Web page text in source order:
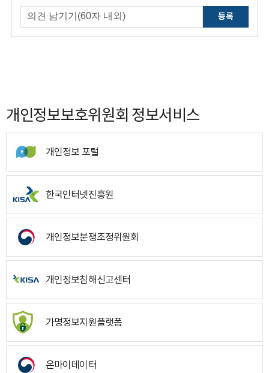
등록
개인정보보호위원회 정보서비스
개인정보 포털
한국인터넷진흥원
개인정보분쟁조정위원회
개인정보침해신고센터
가명정보지원플랫폼
온마이데이터